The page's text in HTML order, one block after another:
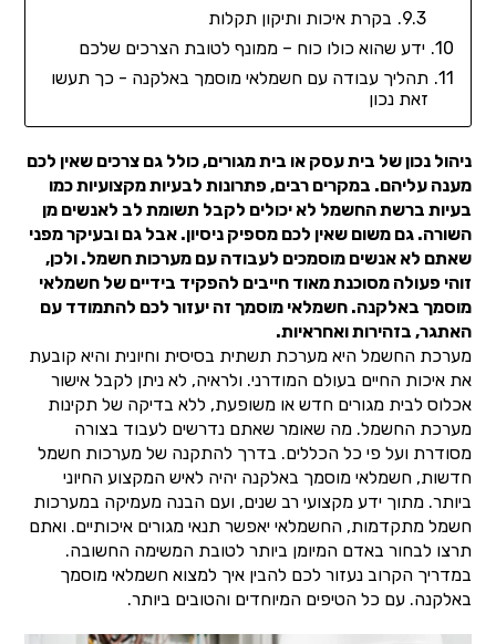
בקרת איכות ותיקון תקלות
ידע שהוא כולו כוח – ממונף לטובת הצרכים שלכם
תהליך עבודה עם חשמלאי מוסמך באלקנה - כך תעשו
זאת נכון
ניהול נכון של בית עסק או בית מגורים, כולל גם צרכים שאין לכם
מענה עליהם. במקרים רבים, פתרונות לבעיות מקצועיות כמו
בעיות ברשת החשמל לא יכולים לקבל תשומת לב לאנשים מן
השורה. גם משום שאין לכם מספיק ניסיון. אבל גם ובעיקר מפני
שאתם לא אנשים מוסמכים לעבודה עם מערכות חשמל. ולכן,
זוהי פעולה מסוכנת מאוד חייבים להפקיד בידיים של חשמלאי
מוסמך באלקנה. חשמלאי מוסמך זה יעזור לכם להתמודד עם
האתגר, בזהירות ואחראיות.
מערכת החשמל היא מערכת תשתית בסיסית וחיונית והיא קובעת
את איכות החיים בעולם המודרני. ולראיה, לא ניתן לקבל אישור
אכלוס לבית מגורים חדש או משופעת, ללא בדיקה של תקינות
מערכת החשמל. מה שאומר שאתם נדרשים לעבוד בצורה
מסודרת ועל פי כל הכללים. בדרך להתקנה של מערכות חשמל
חדשות, חשמלאי מוסמך באלקנה יהיה לאיש המקצוע החיוני
ביותר. מתוך ידע מקצועי רב שנים, ועם הבנה מעמיקה במערכות
חשמל מתקדמות, החשמלאי יאפשר תנאי מגורים איכותיים. ואתם
תרצו לבחור באדם המיומן ביותר לטובת המשימה החשובה.
במדריך הקרוב נעזור לכם להבין איך למצוא חשמלאי מוסמך
באלקנה. עם כל הטיפים המיוחדים והטובים ביותר.